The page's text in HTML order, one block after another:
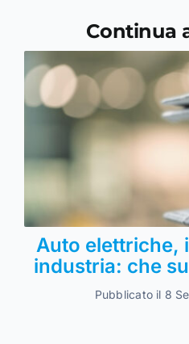
Continua
Auto elettriche,
industria: che
Pubblicato il 8